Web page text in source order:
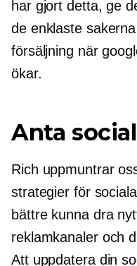
har gjort detta, ge
de enklaste
försäljning när
ökar.
Anta
Rich uppmuntrar
strategier för
bättre kunna dra
reklamkanaler och
Att uppdatera din